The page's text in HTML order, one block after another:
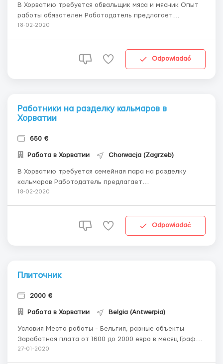
В Хорватию требуется обвальщик мяса и мясник Опыт
работы обязателен Работодатель предлагает
⚒️Предоставляются инструменты, спецодежду,
производстве, обвалка, подготовка к переработке,
18-02-2020
Odpowiadać
Работники на разделку кальмаров в
Хорватии
650 €
Работа в Хорватии Chorwacja (Zagrzeb)
В Хорватию требуется семейная пара на разделку
кальмаров Работодатель предлагает
⚒️Предоставляются инструменты, спецодежду,
Трудоустройство на длительный период ?Работа на
производстве: чистка и разделк...
18-02-2020
Odpowiadać
Плиточник
2000 €
Работа в Хорватии Belgia (Antwerpia)
Условия Место работы - Бельгия, разные объекты
Заработная плата от 1600 до 2000 евро в месяц График
работы: 6 дней в неделю Норма от 10 квадратов в день
27-01-2020